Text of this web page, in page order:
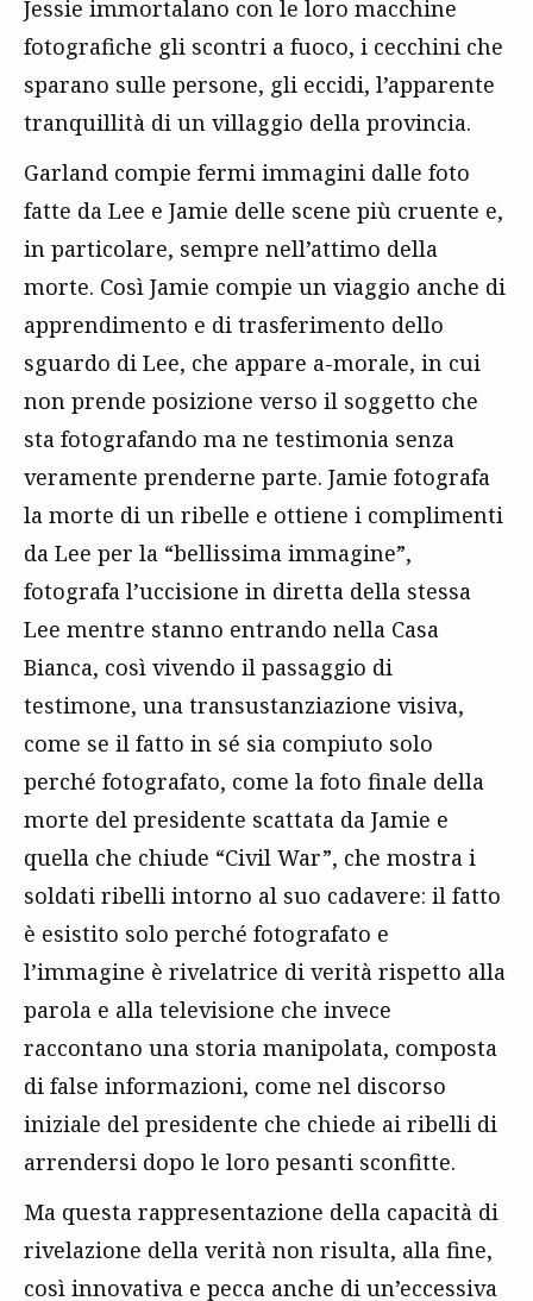
Jessie immortalano con le loro macchine
fotografiche gli scontri a fuoco, i cecchini che
sparano sulle persone, gli eccidi, l’apparente
tranquillità di un villaggio della provincia.
Garland compie fermi immagini dalle foto
fatte da Lee e Jamie delle scene più cruente e,
in particolare, sempre nell’attimo della
morte. Così Jamie compie un viaggio anche di
apprendimento e di trasferimento dello
sguardo di Lee, che appare a-morale, in cui
non prende posizione verso il soggetto che
sta fotografando ma ne testimonia senza
veramente prenderne parte. Jamie fotografa
la morte di un ribelle e ottiene i complimenti
da Lee per la “bellissima immagine”,
fotografa l’uccisione in diretta della stessa
Lee mentre stanno entrando nella Casa
Bianca, così vivendo il passaggio di
testimone, una transustanziazione visiva,
come se il fatto in sé sia compiuto solo
perché fotografato, come la foto finale della
morte del presidente scattata da Jamie e
quella che chiude “Civil War”, che mostra i
soldati ribelli intorno al suo cadavere: il fatto
è esistito solo perché fotografato e
l’immagine è rivelatrice di verità rispetto alla
parola e alla televisione che invece
raccontano una storia manipolata, composta
di false informazioni, come nel discorso
iniziale del presidente che chiede ai ribelli di
arrendersi dopo le loro pesanti sconfitte.
Ma questa rappresentazione della capacità di
rivelazione della verità non risulta, alla fine,
così innovativa e pecca anche di un’eccessiva